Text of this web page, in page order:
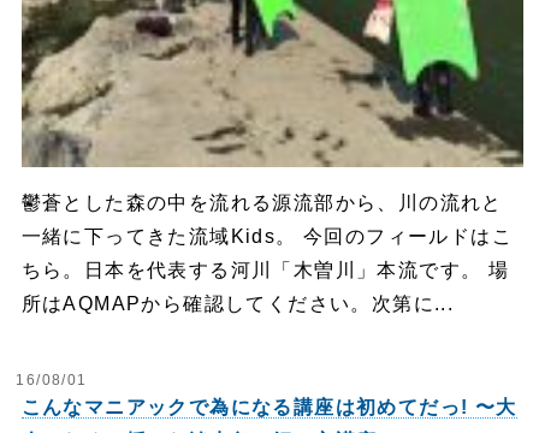
鬱蒼とした森の中を流れる源流部から、川の流れと
一緒に下ってきた流域Kids。 今回のフィールドはこ
ちら。日本を代表する河川「木曽川」本流です。 場
所はAQMAPから確認してください。次第に...
16/08/01
こんなマニアックで為になる講座は初めてだっ! 〜大